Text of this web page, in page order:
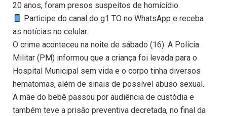
20 anos, foram presos suspeitos de homícídio.
Participe do canal do g1 TO no WhatsApp e receba
as notícias no celular.
O crime aconteceu na noite de sábado (16). A Polícia
Militar (PM) informou que a criança foi levada para o
Hospital Municipal sem vida e o corpo tinha diversos
hematomas, além de sinais de possível abuso sexual.
A mãe do bebê passou por audiência de custódia e
também teve a prisão preventiva decretada, no final da